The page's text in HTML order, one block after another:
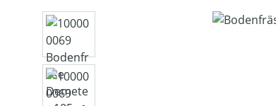
Bildergalerie überspringen